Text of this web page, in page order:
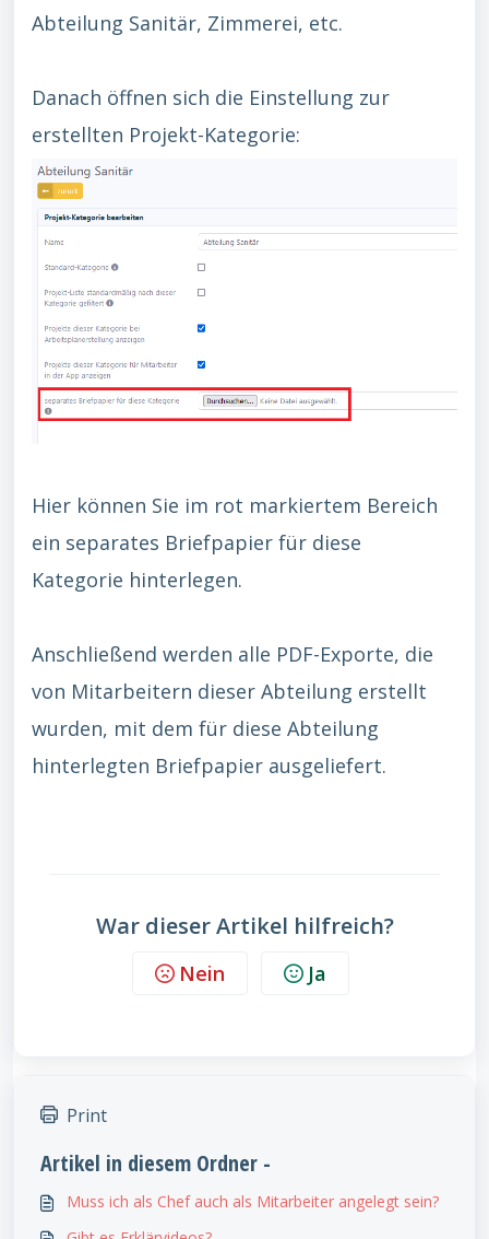
Abteilung Sanitär, Zimmerei, etc.
Danach öffnen sich die Einstellung zur
erstellten Projekt-Kategorie:
Hier können Sie im rot markiertem Bereich
ein separates Briefpapier für diese
Kategorie hinterlegen.
Anschließend werden alle PDF-Exporte, die
von Mitarbeitern dieser Abteilung erstellt
wurden, mit dem für diese Abteilung
hinterlegten Briefpapier ausgeliefert.
War dieser Artikel hilfreich?
Nein Ja
Print
Artikel in diesem Ordner -
Muss ich als Chef auch als Mitarbeiter angelegt sein?